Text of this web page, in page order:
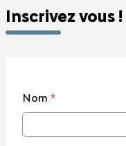
Inscrivez vous !
Nom *